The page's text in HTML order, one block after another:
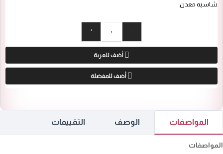
شاسيه معدن
-
+
أضف للعربة
أضف للمفضلة
المواصفات الوصف التقييمات
المواصفات